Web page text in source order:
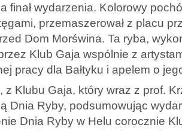
finał wydarzenia. Kolorowy
przemaszerował z placu
Dom Morświna. Ta ryba,
Klub Gaja wspólnie z
pracy dla Bałtyku i apelem o
, z Klubu Gaja, który wraz z prof.
Dnia Ryby, podsumowując
Dnia Ryby w Helu corocznie